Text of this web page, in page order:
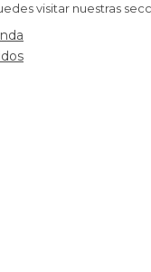
visitar nuestras